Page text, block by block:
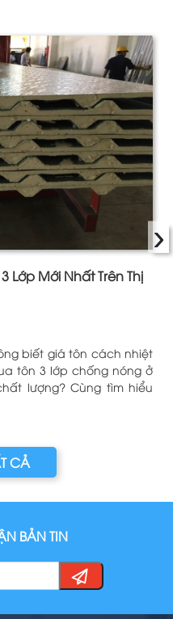
Lớp Mới Nhất Trên Thị
biết giá tôn cách nhiệt
lượng? Cùng tìm hiểu
›
CẢ
BẢN TIN